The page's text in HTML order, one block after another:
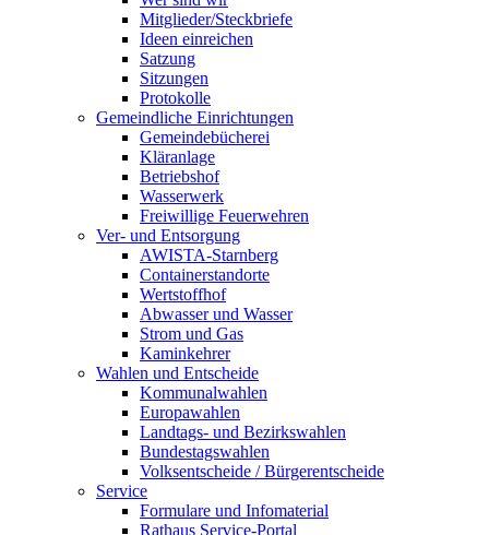
Mitglieder/Steckbriefe
Ideen einreichen
Satzung
Sitzungen
Protokolle
Gemeindliche Einrichtungen
Gemeindebücherei
Kläranlage
Betriebshof
Wasserwerk
Freiwillige Feuerwehren
Ver- und Entsorgung
AWISTA-Starnberg
Containerstandorte
Wertstoffhof
Abwasser und Wasser
Strom und Gas
Kaminkehrer
Wahlen und Entscheide
Kommunalwahlen
Europawahlen
Landtags- und Bezirkswahlen
Bundestagswahlen
Volksentscheide / Bürgerentscheide
Service
Formulare und Infomaterial
Rathaus Service-Portal